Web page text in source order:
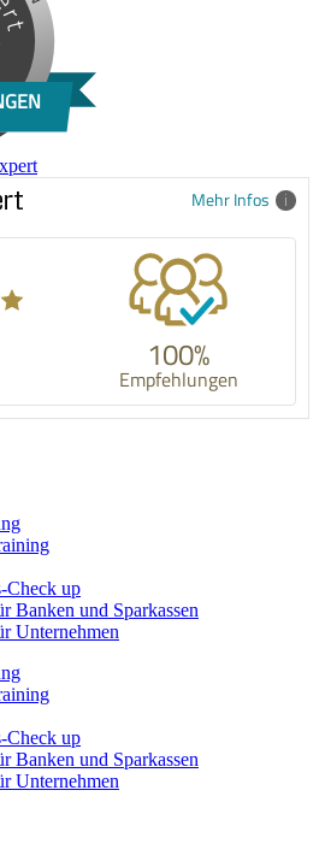
Mehr Infos
100%
Empfehlungen
Check up
Banken und Sparkassen
Unternehmen
Check up
Banken und Sparkassen
Unternehmen